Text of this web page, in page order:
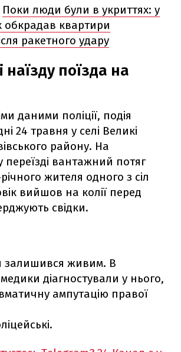
Поки люди були в укриттях: у
обкрадав квартири
ракетного удару
наїзду поїзда на
даними поліції, подія
24 травня у селі Великі
району. На
переїзді вантажний потяг
жителя одного з сіл
вийшов на колії перед
свідки.
залишився живим. В
діагностували у нього,
ампутацію правої